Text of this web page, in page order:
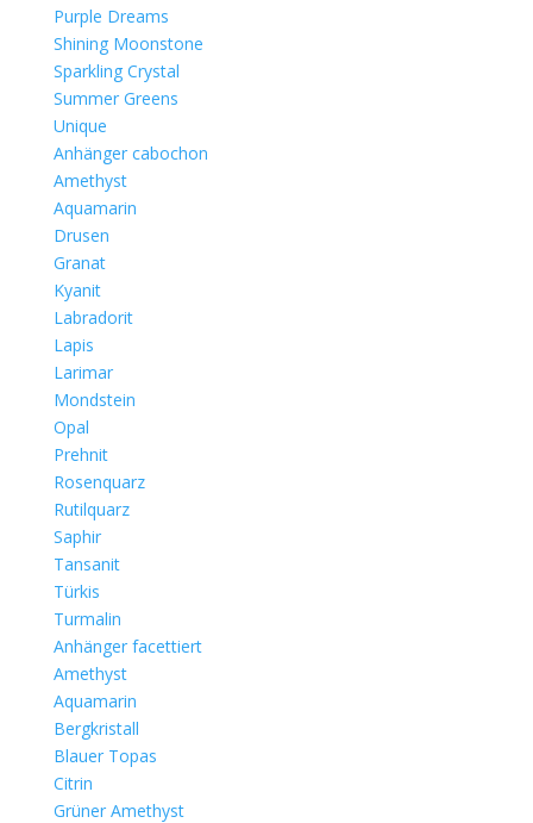
Purple Dreams
Shining Moonstone
Sparkling Crystal
Summer Greens
Unique
Anhänger cabochon
Amethyst
Aquamarin
Drusen
Granat
Kyanit
Labradorit
Lapis
Larimar
Mondstein
Opal
Prehnit
Rosenquarz
Rutilquarz
Saphir
Tansanit
Türkis
Turmalin
Anhänger facettiert
Amethyst
Aquamarin
Bergkristall
Blauer Topas
Citrin
Grüner Amethyst